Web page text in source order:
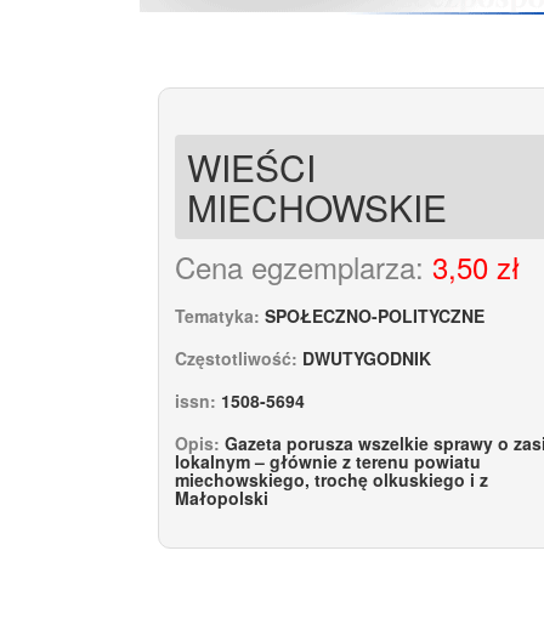
WIEŚCI
MIECHOWSKIE
Cena egzemplarza: 3,50 zł
Tematyka: SPOŁECZNO-POLITYCZNE
Częstotliwość: DWUTYGODNIK
issn: 1508-5694
Opis: Gazeta porusza wszelkie sprawy o
lokalnym – głównie z terenu powiatu
miechowskiego, trochę olkuskiego i z
Małopolski